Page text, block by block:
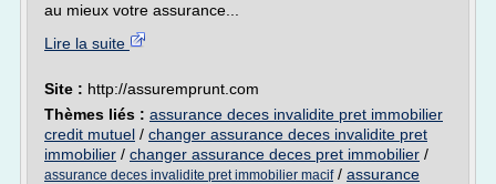
au mieux votre assurance...
Lire la suite
Site : http://assuremprunt.com
Thèmes liés : assurance deces invalidite pret immobilier
credit mutuel / changer assurance deces invalidite pret
immobilier / changer assurance deces pret immobilier /
assurance deces invalidite pret immobilier macif/ assurance